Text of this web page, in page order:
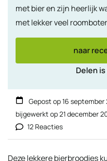
met bier en zijn heerlijk
met lekker veel
naar
Delen
Gepost op16 september
bijgewerkt op21 december
12 Reacties
Deze lekkere bierbroodjes